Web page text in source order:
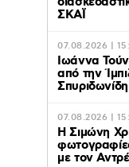
ΣΚΑΪ
07.08.2026 |
Ιωάννα
από την
Σπυριδωνίδη
07.08.2026 |
Η Σιμώνη
με τον